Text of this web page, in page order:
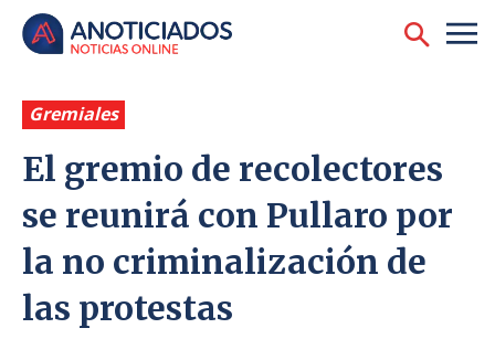
Gremiales
El gremio de recolectores
se reunirá con Pullaro por
la no criminalización de
las protestas